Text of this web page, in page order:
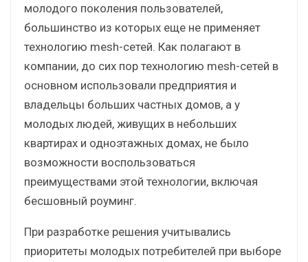
молодого поколения пользователей,
большинство из которых еще не применяет
технологию mesh-сетей. Как полагают в
компании, до сих пор технологию mesh-сетей в
основном использовали предприятия и
владельцы больших частных домов, а у
молодых людей, живущих в небольших
квартирах и одноэтажных домах, не было
возможности воспользоваться
преимуществами этой технологии, включая
бесшовный роуминг.
При разработке решения учитывались
приоритеты молодых потребителей при выборе